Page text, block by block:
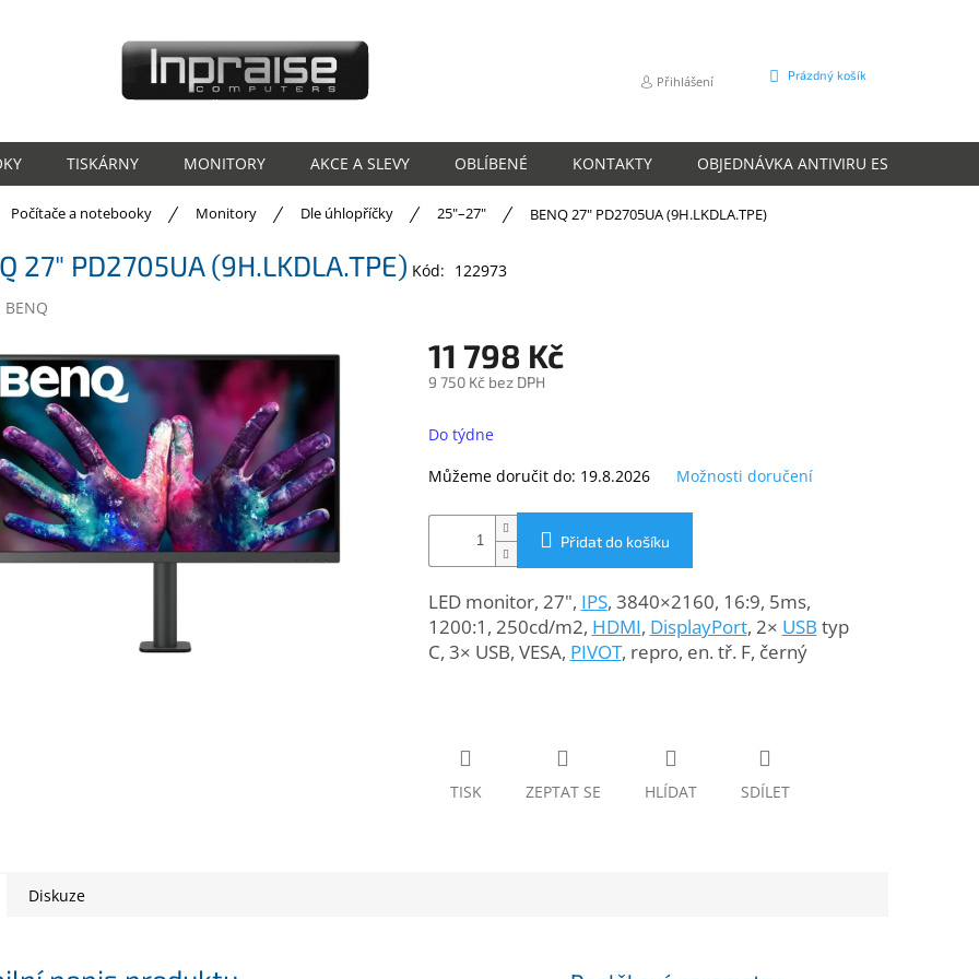
Přihlášení
NÁKUPNÍ
Prázdný košík
TISKÁRNY MONITORY AKCE A SLEVY OBLÍBENÉ KONTAKTY OBJEDNÁVKA ANTIVIRU ESET
Počítače a notebooky Monitory Dle úhlopříčky 25"–27" BENQ 27" PD2705UA (9H.LKDLA.TPE)
27" PD2705UA (9H.LKDLA.TPE) Kód: 122973
BENQ
11 798 Kč
9 750 Kč bez DPH
cena:
Do týdne
Můžeme doručit do: 19.8.2026 Možnosti doručení
Přidat do košíku
LED monitor, 27", IPS, 3840×2160, 16:9, 5ms,
1200:1, 250cd/m2, HDMI, DisplayPort, 2× USB typ
C, 3× USB, VESA, PIVOT, repro, en. tř. F, černý
TISK ZEPTAT SE HLÍDAT SDÍLET
Diskuze